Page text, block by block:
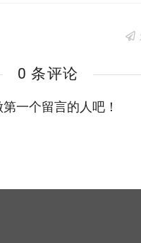
0 条评论
一个留言的人吧！